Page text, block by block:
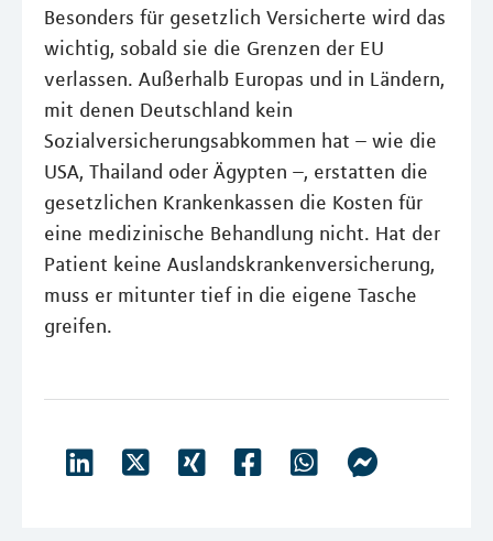
Besonders für gesetzlich Versicherte wird das
wichtig, sobald sie die Grenzen der EU
verlassen. Außerhalb Europas und in Ländern,
mit denen Deutschland kein
Sozialversicherungsabkommen hat – wie die
USA, Thailand oder Ägypten –, erstatten die
gesetzlichen Krankenkassen die Kosten für
eine medizinische Behandlung nicht. Hat der
Patient keine Auslandskrankenversicherung,
muss er mitunter tief in die eigene Tasche
greifen.